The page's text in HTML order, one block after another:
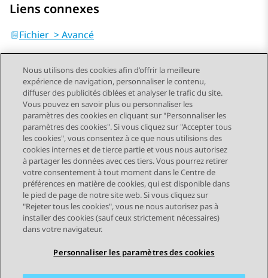
Liens connexes
Fichier > Avancé
Send Feedback
Navigation par sujet
Sujet précédent Sujet suivant
STAY CONNECTED
Nous utilisons des cookies afin d’offrir la meilleure
expérience de navigation, personnaliser le contenu,
diffuser des publicités ciblées et analyser le trafic du site.
Vous pouvez en savoir plus ou personnaliser les
paramètres des cookies en cliquant sur "Personnaliser les
paramètres des cookies". Si vous cliquez sur "Accepter tous
les cookies", vous consentez à ce que nous utilisions des
cookies internes et de tierce partie et vous nous autorisez
à partager les données avec ces tiers. Vous pourrez retirer
votre consentement à tout moment dans le Centre de
préférences en matière de cookies, qui est disponible dans
le pied de page de notre site web. Si vous cliquez sur
"Rejeter tous les cookies", vous ne nous autorisez pas à
installer des cookies (sauf ceux strictement nécessaires)
dans votre navigateur.
Personnaliser les paramètres des cookies